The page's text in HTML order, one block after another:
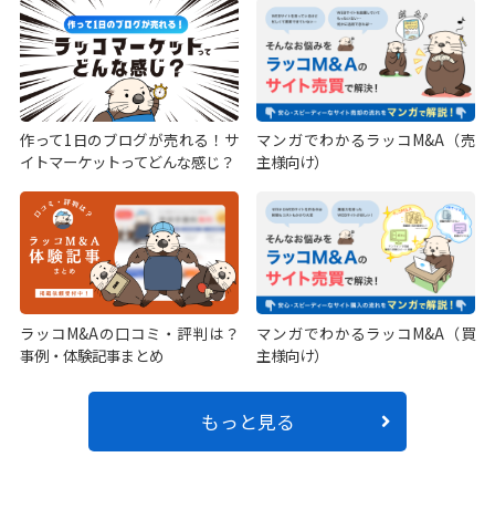
作って1日のブログが売れる！サ
イトマーケットってどんな感じ？
マンガでわかるラッコM&A（売
主様向け）
ラッコM&Aの口コミ・評判は？
事例・体験記事まとめ
マンガでわかるラッコM&A（買
主様向け）
もっと見る